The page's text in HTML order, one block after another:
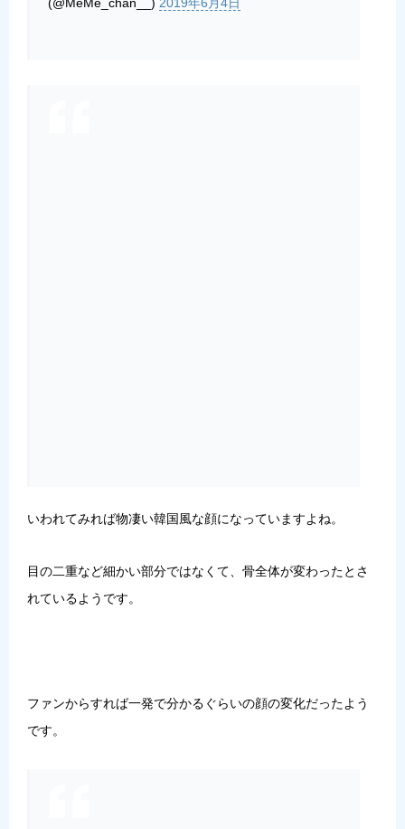
(@MeMe_chan__) 2019年6月4日
いわれてみれば物凄い韓国風な顔になっていますよね。
目の二重など細かい部分ではなくて、骨全体が変わったとさ
れているようです。
ファンからすれば一発で分かるぐらいの顔の変化だったよう
です。